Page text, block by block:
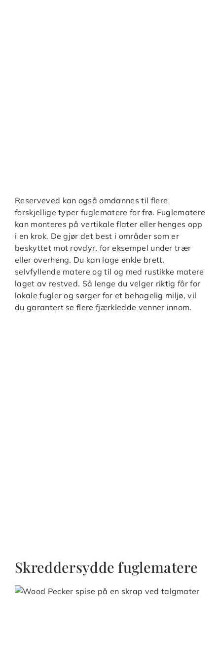
Reserveved kan også omdannes til flere
forskjellige typer fuglematere for frø. Fuglematere
kan monteres på vertikale flater eller henges opp
i en krok. De gjør det best i områder som er
beskyttet mot rovdyr, for eksempel under trær
eller overheng. Du kan lage enkle brett,
selvfyllende matere og til og med rustikke matere
laget av restved. Så lenge du velger riktig fôr for
lokale fugler og sørger for et behagelig miljø, vil
du garantert se flere fjærkledde venner innom.
Skreddersydde fuglematere